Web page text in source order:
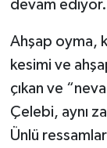
devam ediyor.
Ahşap oyma,
kesimi ve
çıkan ve
Çelebi, aynı
Ünlü